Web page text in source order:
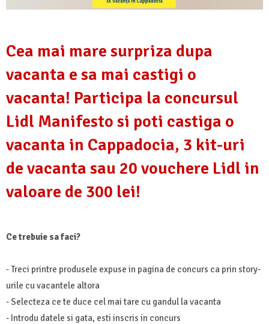
Cea mai mare surpriza dupa
vacanta e sa mai castigi o
vacanta! Participa la concursul
Lidl Manifesto si poti castiga o
vacanta in Cappadocia, 3 kit-uri
de vacanta sau 20 vouchere Lidl in
valoare de 300 lei!
Ce trebuie sa faci?
- Treci printre produsele expuse in pagina de concurs ca prin story-
urile cu vacantele altora
- Selecteza ce te duce cel mai tare cu gandul la vacanta
- Introdu datele si gata, esti inscris in concurs